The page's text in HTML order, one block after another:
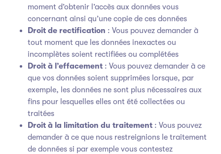
moment d’obtenir l’accès aux données vous
concernant ainsi qu’une copie de ces données
Droit de rectification : Vous pouvez demander à
tout moment que les données inexactes ou
incomplètes soient rectifiées ou complétées
Droit à l’effacement : Vous pouvez demander à ce
que vos données soient supprimées lorsque, par
exemple, les données ne sont plus nécessaires aux
fins pour lesquelles elles ont été collectées ou
traitées
Droit à la limitation du traitement : Vous pouvez
demander à ce que nous restreignions le traitement
de données si par exemple vous contestez